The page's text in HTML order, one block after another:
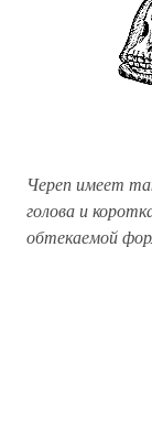
Череп имеет
голова и
обтекаемой